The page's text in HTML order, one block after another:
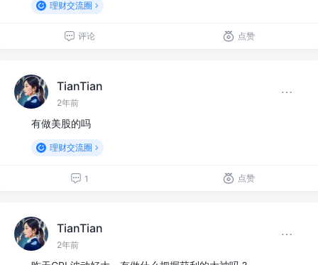
理财交流圈
评论 点赞
TianTian
2年前
有做美股的吗
理财交流圈
1 点赞
TianTian
2年前